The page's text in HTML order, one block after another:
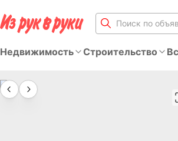
Недвижимость Строительство